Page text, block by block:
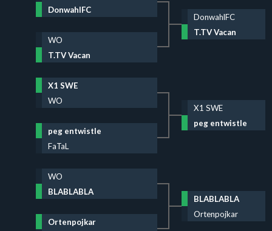
DonwahlFC
WO
T.TV Vacan
X1 SWE
WO
peg entwistle
FaTaL
WO
BLABLABLA
Ortenpojkar
DonwahlFC
T.TV Vacan
X1 SWE
peg entwistle
BLABLABLA
Ortenpojkar